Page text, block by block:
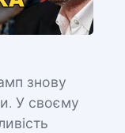
знову
У своєму